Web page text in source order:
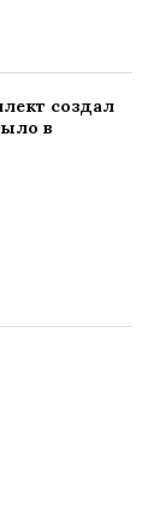
создал
в